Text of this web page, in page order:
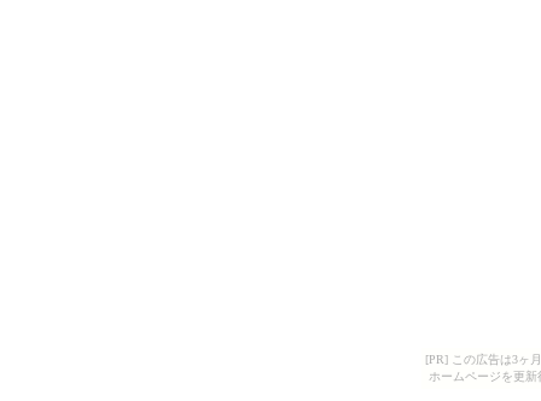
[PR] この広告は3ヶ
ホームページを更